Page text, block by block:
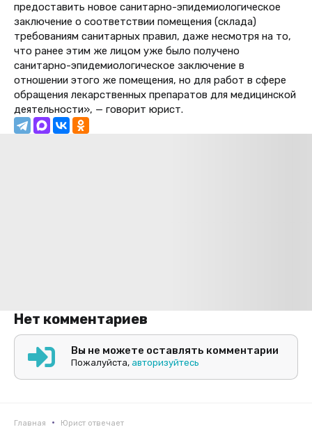
предоставить новое санитарно-эпидемиологическое
заключение о соответствии помещения (склада)
требованиям санитарных правил, даже несмотря на то,
что ранее этим же лицом уже было получено
санитарно-эпидемиологическое заключение в
отношении этого же помещения, но для работ в сфере
обращения лекарственных препаратов для медицинской
деятельности», — говорит юрист.
Нет комментариев
Вы не можете оставлять комментарии
Пожалуйста, авторизуйтесь
Главная • Юрист отвечает